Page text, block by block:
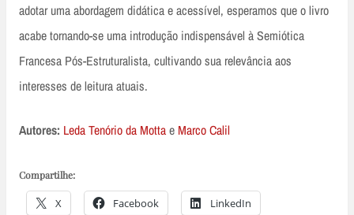
adotar uma abordagem didática e acessível, esperamos que o livro
acabe tornando-se uma introdução indispensável à Semiótica
Francesa Pós-Estruturalista, cultivando sua relevância aos
interesses de leitura atuais.
Autores: Leda Tenório da Mottae Marco Calil
Compartilhe:
X Facebook LinkedIn